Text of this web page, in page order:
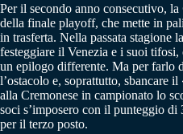
Per il secondo anno consecutivo, la
della finale playoff, che mette in
in trasferta. Nella passata stagione
festeggiare il Venezia e i suoi
un epilogo differente. Ma per farlo
l’ostacolo e, soprattutto, sbancare
alla Cremonese in campionato lo
soci s’imposero con il punteggio
per il terzo posto.